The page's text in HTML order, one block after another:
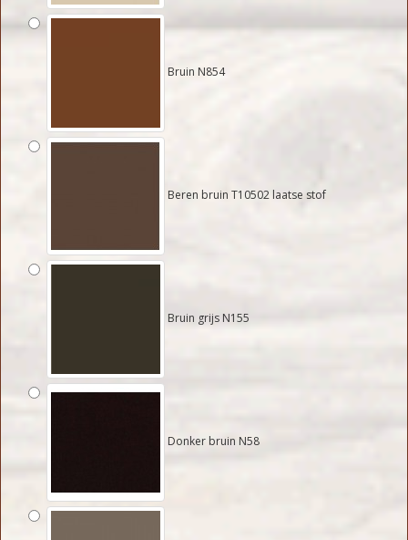
Bruin N854
Beren bruin T10502 laatse stof
Bruin grijs N155
Donker bruin N58